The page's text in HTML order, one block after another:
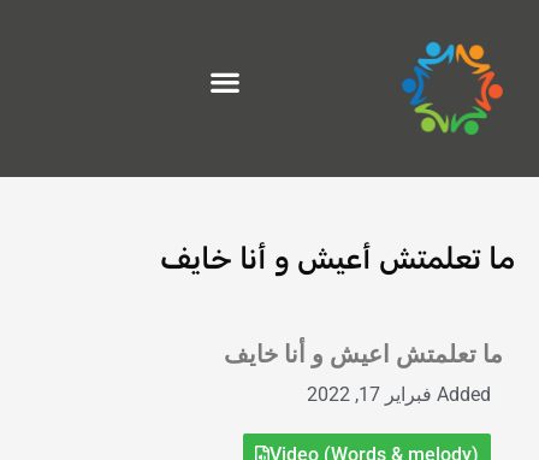
المحتوى
ما تعلمتش أعيش و أنا خايف
ما تعلمتش اعيش و أنا خايف
Added فبراير 17, 2022
Video (Words & melody)